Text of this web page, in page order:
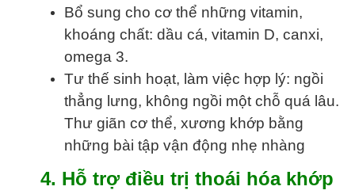
Bổ sung cho cơ thể những vitamin,
khoáng chất: dầu cá, vitamin D, canxi,
omega 3.
Tư thế sinh hoạt, làm việc hợp lý: ngồi
thẳng lưng, không ngồi một chỗ quá lâu.
Thư giãn cơ thể, xương khớp bằng
những bài tập vận động nhẹ nhàng
4. Hỗ trợ điều trị thoái hóa khớp